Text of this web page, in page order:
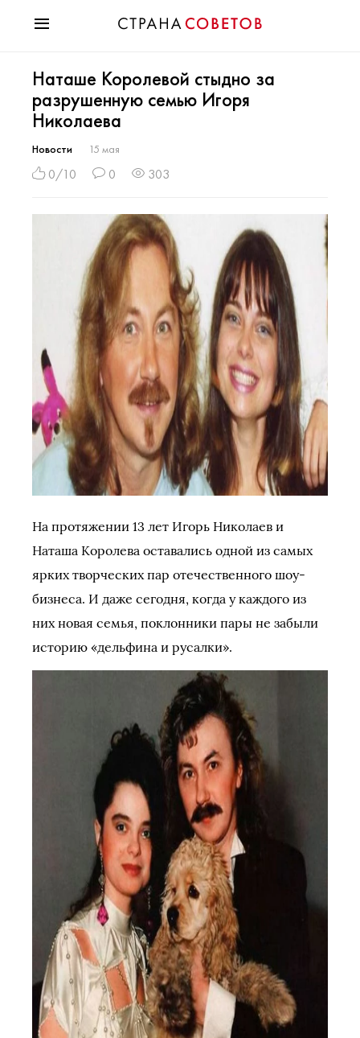
Мода
Звезды
Гороскопы
Здоровье
Психология
Разное
Наташе Королевой стыдно за
разрушенную семью Игоря
Николаева
Новости 15 мая
0/10 0 303
На протяжении 13 лет Игорь Николаев и
Наташа Королева оставались одной из самых
ярких творческих пар отечественного шоу-
бизнеса. И даже сегодня, когда у каждого из
них новая семья, поклонники пары не забыли
историю «дельфина и русалки».